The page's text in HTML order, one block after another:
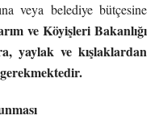
veya belediye bütçesine
ve Köyişleri Bakanlığı
yaylak ve kışlaklardan
gerekmektedir.